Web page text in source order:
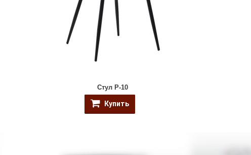
Стул P-10
Купить